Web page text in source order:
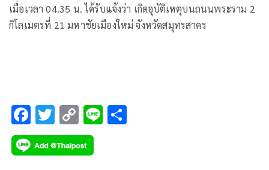
เมื่อเวลา 04.35 น. ได้รับแจ้งว่า เกิดอุบัติเหตุบนถนนพระราม 2
กิโลเมตรที่ 21 มหาชัยเมืองใหม่ จังหวัดสมุทรสาคร
F
ac
e
T
wi
tt
C
o
p
Li